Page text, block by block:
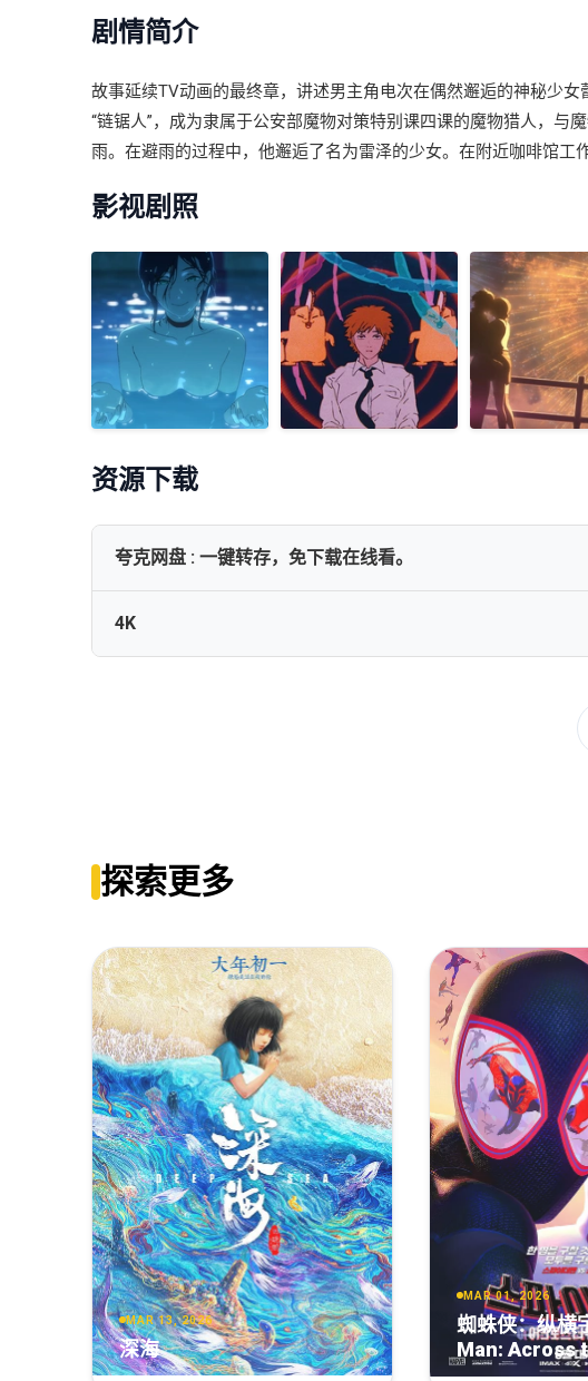
剧情简介
故事延续TV动画的最终章，讲述男主角电次在偶然邂逅的神秘少
“链锯人”，成为隶属于公安部魔物对策特别课四课的魔物猎人，
雨。在避雨的过程中，他邂逅了名为雷泽的少女。在附近咖啡馆工
影视剧照
资源下载
夸克网盘 : 一键转存，免下载在线看。
4K
Chainsaw.Man.The.Movie.Reze.Arc.2025.2160p.iT.WEB-
Chainsaw.Man.The.Movie.Reze.Arc.2025.WEBDL-
Chainsaw.Man.The.Movie.Reze.Arc.2025.2160p.iT.WEB-
Chainsaw.Man.-.The.Movie.Reze.Arc.2025.2160p.MA.WEB-
Chainsaw.Man.-.The.Movie.Reze.Arc.2025.2160p.MA.WEB-
Chainsaw.Man.The.Movie.Reze.Arc.2025.2160p.iT.WEB-
Chainsaw.Man.The.Movie.-.Reze.Arc.2025.2160p.WEB-
探索更多
MAR 13, 2026
深海
MAR 01, 2026
蜘蛛侠：纵横
Man: Across
Verse